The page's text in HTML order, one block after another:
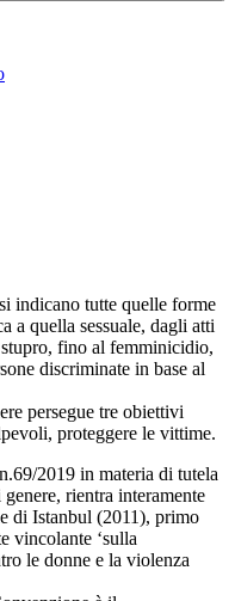
indicano tutte quelle forme
a quella sessuale, dagli atti
fino al femminicidio,
discriminate in base al
persegue tre obiettivi
proteggere le vittime.
2019 in materia di tutela
rientra interamente
di Istanbul (2011), primo
vincolante ‘sulla
le donne e la violenza